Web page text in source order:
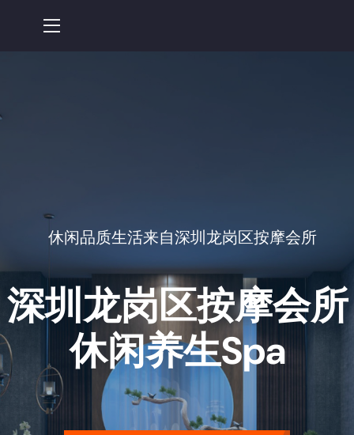
休闲品质生活来自深圳龙岗区按摩会所
深圳龙岗区按摩会所
休闲养生spa